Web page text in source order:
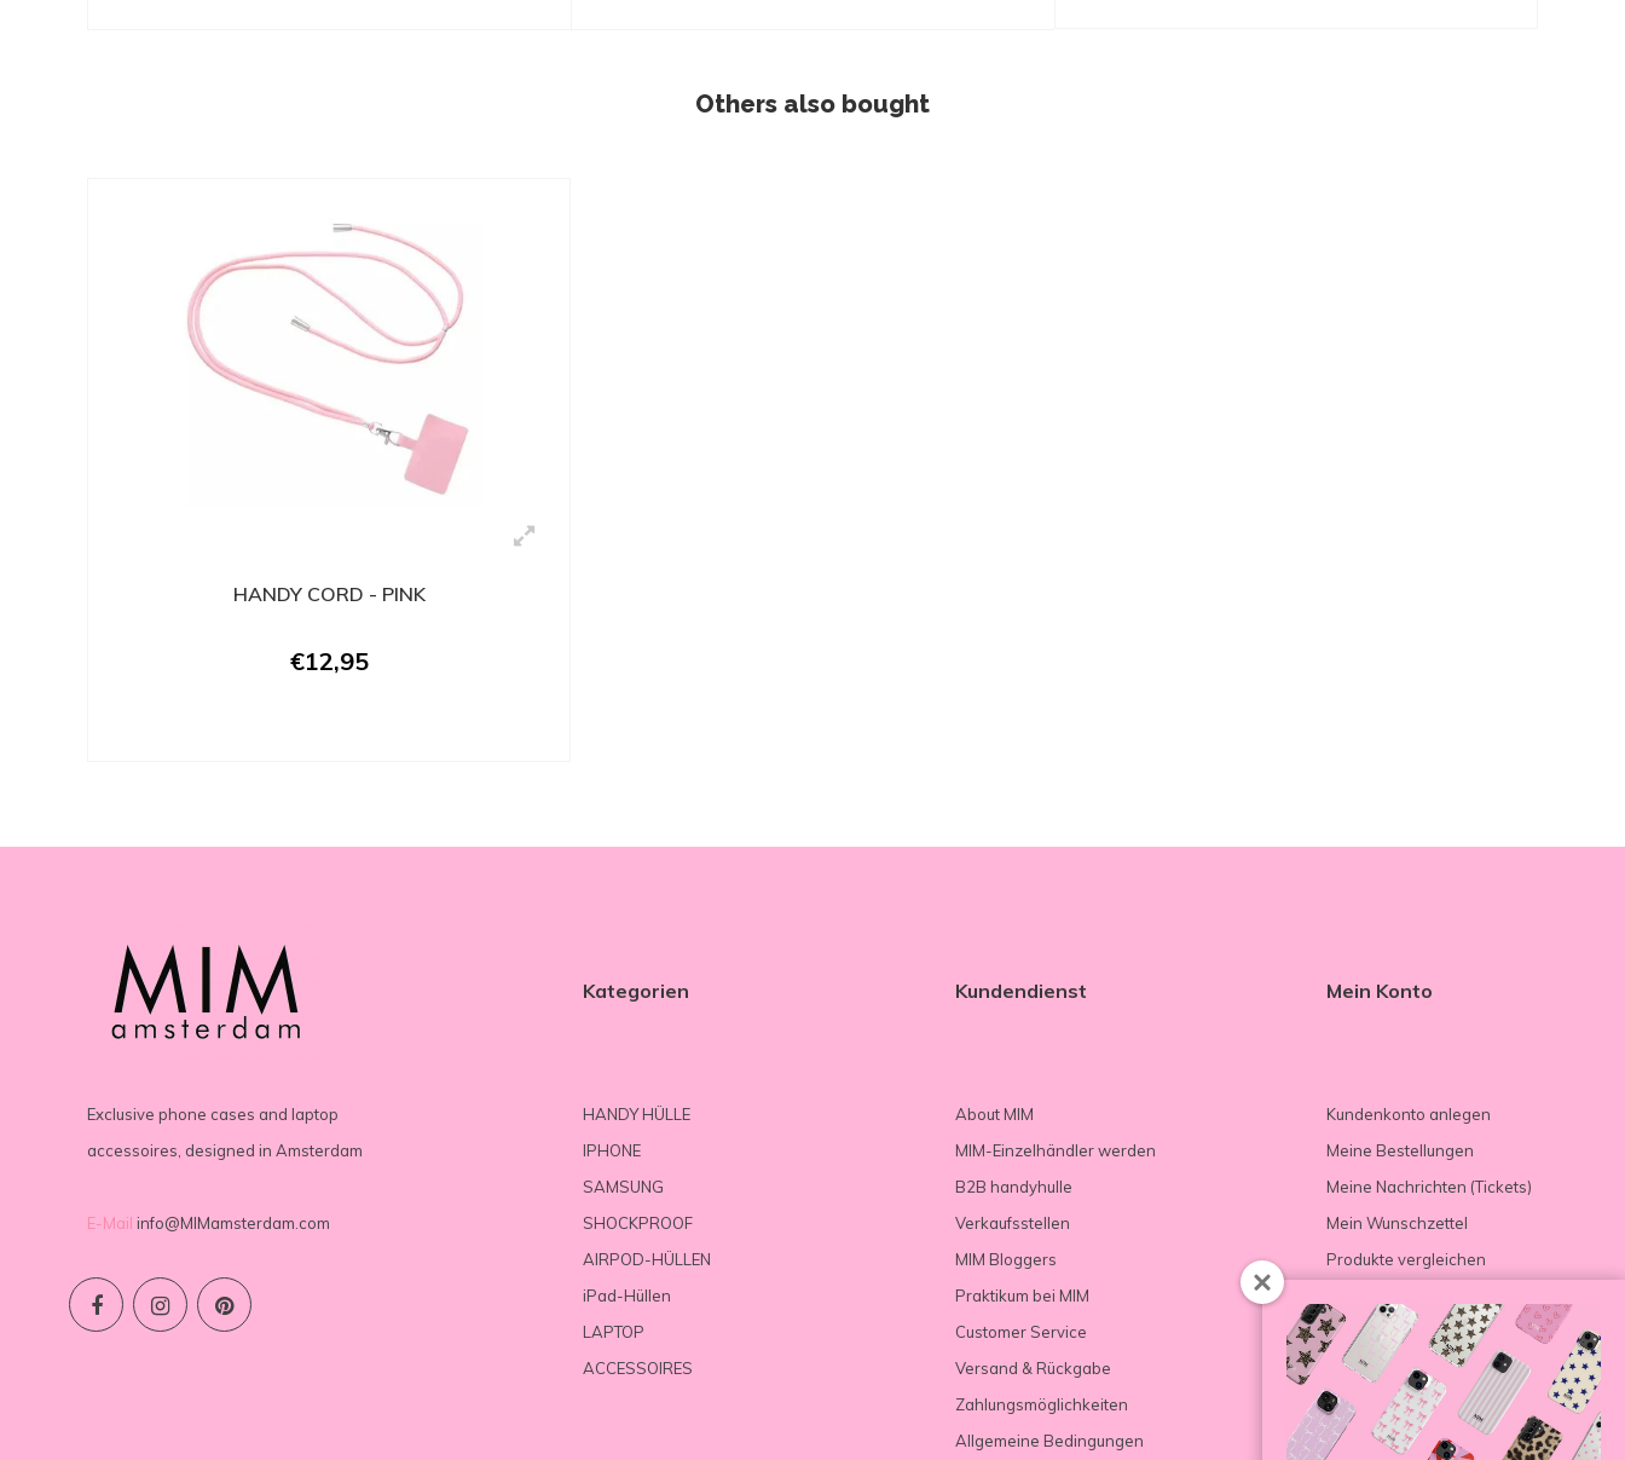
Others also bought
HANDY CORD - PINK
€12,95
Exclusive phone cases and laptop
accessoires, designed in Amsterdam
E-Mail info@MIMamsterdam.com
Kategorien
HANDY HÜLLE
IPHONE
SAMSUNG
SHOCKPROOF
AIRPOD-HÜLLEN
iPad-Hüllen
LAPTOP
ACCESSOIRES
Kundendienst
About MIM
MIM-Einzelhändler werden
B2B handyhulle
Verkaufsstellen
MIM Bloggers
Praktikum bei MIM
Customer Service
Versand & Rückgabe
Zahlungsmöglichkeiten
Allgemeine Bedingungen
Mein Konto
Kundenkonto anlegen
Meine Bestellungen
Meine Nachrichten (Tickets)
Mein Wunschzettel
Produkte vergleichen